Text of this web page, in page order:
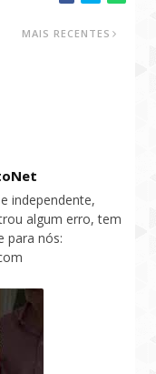
MAIS RECENTES
independente,
algum erro, tem
para nós: